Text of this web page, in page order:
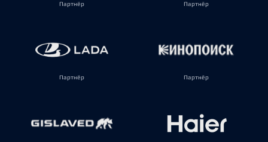
Партнёр Партнёр
Партнёр Партнёр